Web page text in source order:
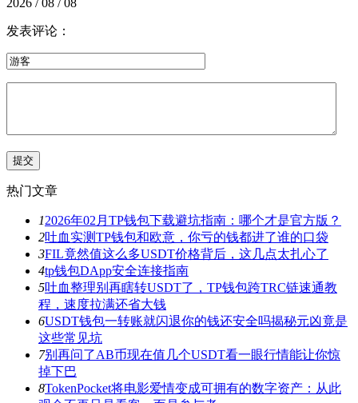
2026 / 08 / 08
发表评论：
热门文章
12026年02月TP钱包下载避坑指南：哪个才是官方版？
2吐血实测TP钱包和欧意，你亏的钱都进了谁的口袋
3FIL竟然值这么多USDT价格背后，这几点太扎心了
4tp钱包DApp安全连接指南
5吐血整理别再瞎转USDT了，TP钱包跨TRC链速通教
程，速度拉满还省大钱
6USDT钱包一转账就闪退你的钱还安全吗揭秘元凶竟是
这些常见坑
7别再问了AB币现在值几个USDT看一眼行情能让你惊
掉下巴
8TokenPocket将电影爱情变成可拥有的数字资产：从此